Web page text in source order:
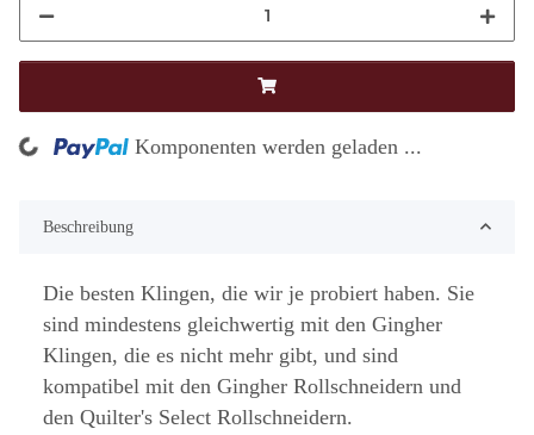
Komponenten werden geladen ...
Beschreibung
Die besten Klingen, die wir je probiert haben. Sie
sind mindestens gleichwertig mit den Gingher
Klingen, die es nicht mehr gibt, und sind
kompatibel mit den Gingher Rollschneidern und
den Quilter's Select Rollschneidern.